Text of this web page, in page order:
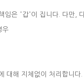
은 '갑'이 집니다. 다만,
우
대해 지체없이 처리합니다.